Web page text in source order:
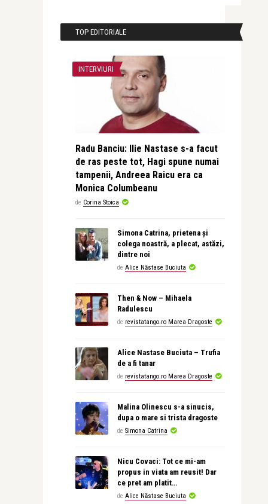
TOP EDITORIALE
INTERVIURI
Radu Banciu: Ilie Nastase s-a facut
de ras peste tot, Hagi spune numai
tampenii, Andreea Raicu era ca
Monica Columbeanu
de Corina Stoica
Simona Catrina, prietena și
colega noastră, a plecat, astăzi,
dintre noi
de Alice Năstase Buciuta
Then & Now – Mihaela
Radulescu
de revistatango.ro Marea Dragoste
Alice Nastase Buciuta – Trufia
de a fi tanar
de revistatango.ro Marea Dragoste
Malina Olinescu s-a sinucis,
dupa o mare si trista dragoste
de Simona Catrina
Nicu Covaci: Tot ce mi-am
propus in viata am reusit! Dar
ce pret am platit…
de Alice Năstase Buciuta